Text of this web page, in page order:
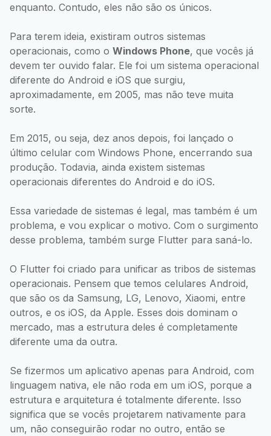
enquanto. Contudo, eles não são os únicos.
Para terem ideia, existiram outros sistemas
operacionais, como o Windows Phone, que vocês já
devem ter ouvido falar. Ele foi um sistema operacional
diferente do Android e iOS que surgiu,
aproximadamente, em 2005, mas não teve muita
sorte.
Em 2015, ou seja, dez anos depois, foi lançado o
último celular com Windows Phone, encerrando sua
produção. Todavia, ainda existem sistemas
operacionais diferentes do Android e do iOS.
Essa variedade de sistemas é legal, mas também é um
problema, e vou explicar o motivo. Com o surgimento
desse problema, também surge Flutter para saná-lo.
O Flutter foi criado para unificar as tribos de sistemas
operacionais. Pensem que temos celulares Android,
que são os da Samsung, LG, Lenovo, Xiaomi, entre
outros, e os iOS, da Apple. Esses dois dominam o
mercado, mas a estrutura deles é completamente
diferente uma da outra.
Se fizermos um aplicativo apenas para Android, com
linguagem nativa, ele não roda em um iOS, porque a
estrutura e arquitetura é totalmente diferente. Isso
significa que se vocês projetarem nativamente para
um, não conseguirão rodar no outro, então se